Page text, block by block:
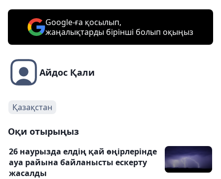
Google-ға қосылып,
жаңалықтарды бірінші болып оқыңыз
Айдос Қали
Қазақстан
Оқи отырыңыз
26 наурызда елдің қай өңірлерінде
ауа райына байланысты ескерту
жасалды